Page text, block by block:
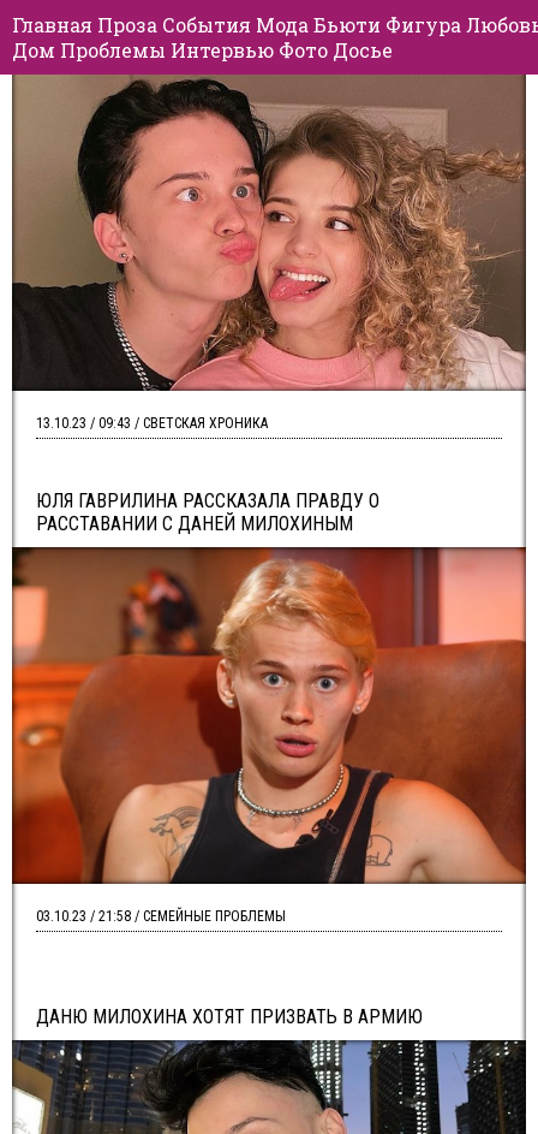
Главная Проза События Мода Бьюти Фигура
Дом Проблемы Интервью Фото Досье
ЮЛЯ ГАВРИЛИНА РАССКАЗАЛА ПРАВДУ О
РАССТАВАНИИ С ДАНЕЙ МИЛОХИНЫМ
13.10.23 / 09:43 / СВЕТСКАЯ ХРОНИКА
ДАНЮ МИЛОХИНА ХОТЯТ ПРИЗВАТЬ В АРМИЮ
03.10.23 / 21:58 / СЕМЕЙНЫЕ ПРОБЛЕМЫ